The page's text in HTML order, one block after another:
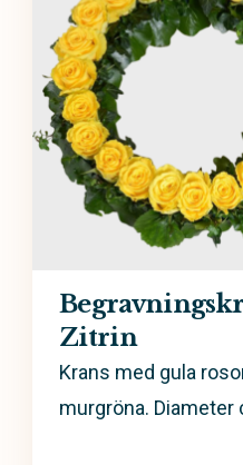
Zitrin
Krans med gula
murgröna. Diameter